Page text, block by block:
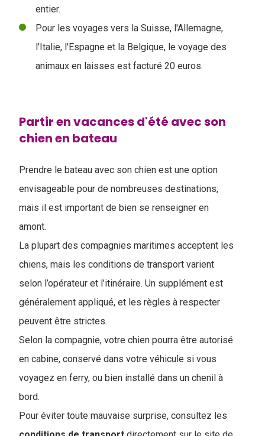
entier.
Pour les voyages vers la Suisse, l'Allemagne,
l'Italie, l'Espagne et la Belgique, le voyage des
animaux en laisses est facturé 20 euros.
Partir en vacances d'été avec son
chien en bateau
Prendre le bateau avec son chien est une option
envisageable pour de nombreuses destinations,
mais il est important de bien se renseigner en
amont.
La plupart des compagnies maritimes acceptent les
chiens, mais les conditions de transport varient
selon l’opérateur et l’itinéraire. Un supplément est
généralement appliqué, et les règles à respecter
peuvent être strictes.
Selon la compagnie, votre chien pourra être autorisé
en cabine, conservé dans votre véhicule si vous
voyagez en ferry, ou bien installé dans un chenil à
bord.
Pour éviter toute mauvaise surprise, consultez les